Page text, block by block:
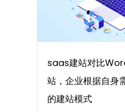
saas建站对比
站，企业根据自身
的建站模式